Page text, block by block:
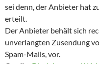
sei denn, der Anbieter hat
erteilt.
Der Anbieter behält sich
unverlangten Zusendung
Spam-Mails, vor.